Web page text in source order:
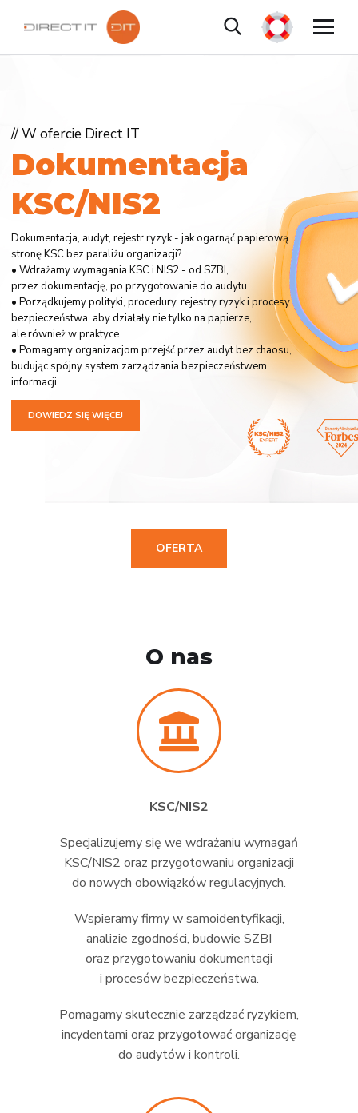
Dokumentacja
KSC/NIS2
Dokumentacja, audyt, rejestr ryzyk - jak ogarnąć papierową
stronę KSC bez paraliżu organizacji?
• Wdrażamy wymagania KSC i NIS2 - od SZBI,
przez dokumentację, po przygotowanie do audytu.
• Porządkujemy polityki, procedury, rejestry ryzyk i procesy
bezpieczeństwa, aby działały nie tylko na papierze,
ale również w praktyce.
• Pomagamy organizacjom przejść przez audyt bez chaosu,
budując spójny system zarządzania bezpieczeństwem
informacji.
// W ofercie Direct IT
DOWIEDZ SIĘ WIĘCEJ
OFERTA
O nas
KSC/NIS2
Specjalizujemy się we wdrażaniu wymagań
KSC/NIS2 oraz przygotowaniu organizacji
do nowych obowiązków regulacyjnych.
Wspieramy firmy w samoidentyfikacji,
analizie zgodności, budowie SZBI
oraz przygotowaniu dokumentacji
i procesów bezpieczeństwa.
Pomagamy skutecznie zarządzać ryzykiem,
incydentami oraz przygotować organizację
do audytów i kontroli.